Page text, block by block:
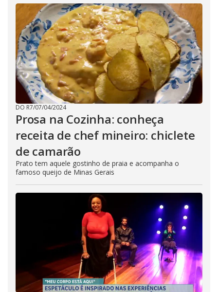
DO R7/07/04/2024
Prosa na Cozinha: conheça
receita de chef mineiro: chiclete
de camarão
Prato tem aquele gostinho de praia e acompanha o
famoso queijo de Minas Gerais